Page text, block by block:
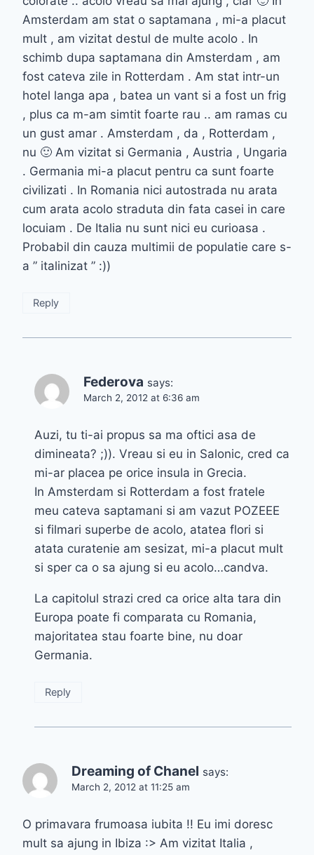
Amsterdam am stat o saptamana , mi-a placut
mult , am vizitat destul de multe acolo . In
schimb dupa saptamana din Amsterdam , am
fost cateva zile in Rotterdam . Am stat intr-un
hotel langa apa , batea un vant si a fost un frig
, plus ca m-am simtit foarte rau .. am ramas cu
un gust amar . Amsterdam , da , Rotterdam ,
nu 🙂 Am vizitat si Germania , Austria , Ungaria
. Germania mi-a placut pentru ca sunt foarte
civilizati . In Romania nici autostrada nu arata
cum arata acolo straduta din fata casei in care
locuiam . De Italia nu sunt nici eu curioasa .
Probabil din cauza multimii de populatie care s-
a ” italinizat ” :))
Reply
Federova says:
March 2, 2012 at 6:36 am
Auzi, tu ti-ai propus sa ma oftici asa de
dimineata? ;)). Vreau si eu in Salonic, cred ca
mi-ar placea pe orice insula in Grecia.
In Amsterdam si Rotterdam a fost fratele
meu cateva saptamani si am vazut POZEEE
si filmari superbe de acolo, atatea flori si
atata curatenie am sesizat, mi-a placut mult
si sper ca o sa ajung si eu acolo…candva.
La capitolul strazi cred ca orice alta tara din
Europa poate fi comparata cu Romania,
majoritatea stau foarte bine, nu doar
Germania.
Reply
Dreaming of Chanel says:
March 2, 2012 at 11:25 am
O primavara frumoasa iubita !! Eu imi doresc
mult sa ajung in Ibiza :> Am vizitat Italia ,